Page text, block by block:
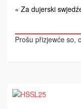
« Za dujerski
Prošu přizjewće so,